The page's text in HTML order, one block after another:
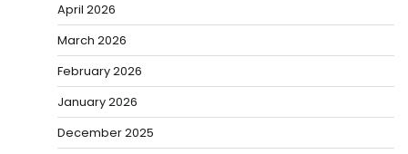
April 2026
March 2026
February 2026
January 2026
December 2025